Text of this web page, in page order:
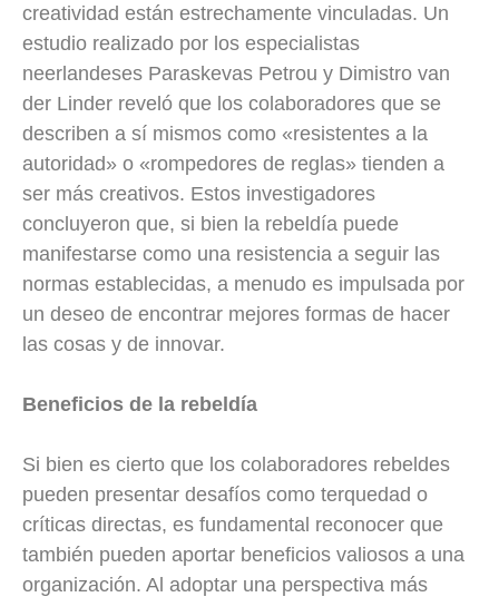
creatividad están estrechamente vinculadas. Un
estudio realizado por los especialistas
neerlandeses Paraskevas Petrou y Dimistro van
der Linder reveló que los colaboradores que se
describen a sí mismos como «resistentes a la
autoridad» o «rompedores de reglas» tienden a
ser más creativos. Estos investigadores
concluyeron que, si bien la rebeldía puede
manifestarse como una resistencia a seguir las
normas establecidas, a menudo es impulsada por
un deseo de encontrar mejores formas de hacer
las cosas y de innovar.
Beneficios de la rebeldía
Si bien es cierto que los colaboradores rebeldes
pueden presentar desafíos como terquedad o
críticas directas, es fundamental reconocer que
también pueden aportar beneficios valiosos a una
organización. Al adoptar una perspectiva más